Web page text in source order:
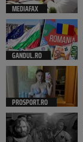
MEDIAFAX
GANDUL.RO
PROSPORT.RO